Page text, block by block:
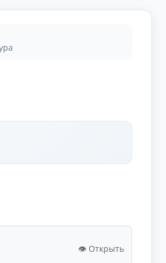
👁️ Открыть